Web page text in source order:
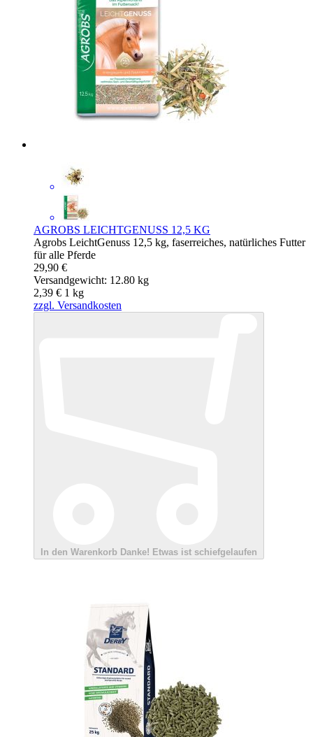
AGROBS LEICHTGENUSS 12,5 KG
Agrobs LeichtGenuss 12,5 kg, faserreiches, natürliches Futter
für alle Pferde
29,90 €
Versandgewicht: 12.80 kg
2,39 € 1 kg
zzgl. Versandkosten
In den Warenkorb Danke! Etwas ist schiefgelaufen